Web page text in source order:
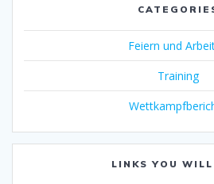
Feiern und
Training
LINKS YOU